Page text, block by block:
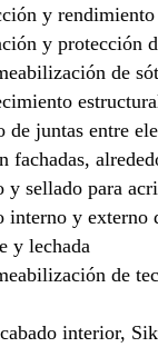
y
y protección
de
de juntas entre
fachadas,
y sellado para
interno y externo
y lechada
de
interior,